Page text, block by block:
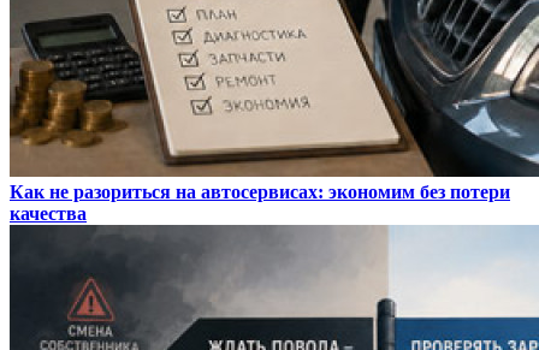
Как не разориться на автосервисах: экономим без потери
качества